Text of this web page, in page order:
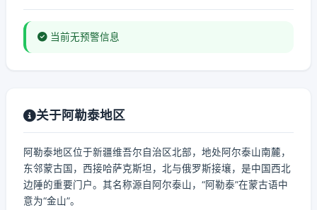
当前无预警信息
关于阿勒泰地区
阿勒泰地区位于新疆维吾尔自治区北部，地处阿尔泰山南麓，
东邻蒙古国，西接哈萨克斯坦，北与俄罗斯接壤，是中国西北
边陲的重要门户。其名称源自阿尔泰山，“阿勒泰”在蒙古语中
意为“金山”。